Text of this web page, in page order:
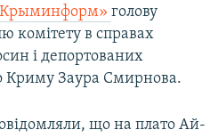
голову
комітету в справах
і депортованих
Криму Заура Смирнова.
що на плато Ай-